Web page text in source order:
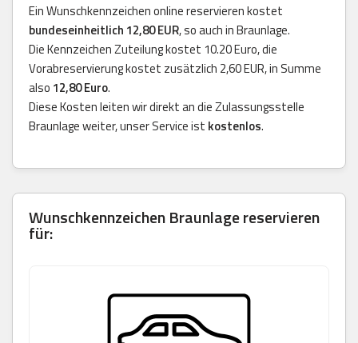
Ein Wunschkennzeichen online reservieren kostet
bundeseinheitlich 12,80 EUR, so auch in Braunlage.
Die Kennzeichen Zuteilung kostet 10.20 Euro, die
Vorabreservierung kostet zusätzlich 2,60 EUR, in Summe
also 12,80 Euro.
Diese Kosten leiten wir direkt an die Zulassungsstelle
Braunlage weiter, unser Service ist kostenlos.
Wunschkennzeichen Braunlage reservieren
für: